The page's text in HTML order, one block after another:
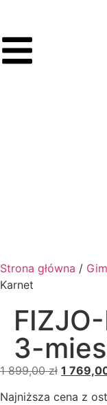
Strona główna /
Karnet
3-
1 899,00zł 1
Najniższa cena z